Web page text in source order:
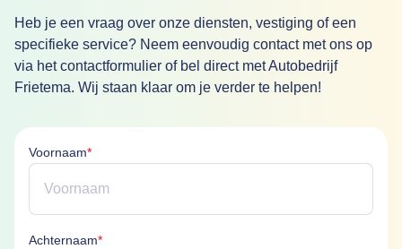
Heb je een vraag over onze diensten, vestiging of een
specifieke service? Neem eenvoudig contact met ons op
via het contactformulier of bel direct met Autobedrijf
Frietema. Wij staan klaar om je verder te helpen!
Voornaam*Voornaam is verplicht
Achternaam*Achternaam is verplicht